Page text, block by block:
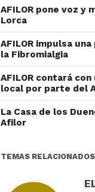
AFILOR pone voz y
Lorca
AFILOR impulsa
la Fibromialgia
AFILOR contará
local por parte del
La Casa de los
Afilor
TEMAS